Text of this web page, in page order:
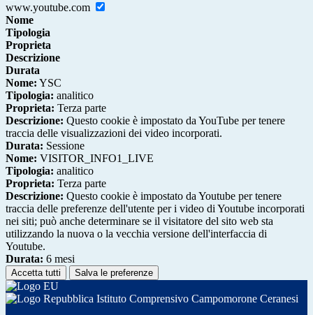
www.youtube.com
Nome
Tipologia
Proprieta
Descrizione
Durata
Nome: YSC
Tipologia: analitico
Proprieta: Terza parte
Descrizione: Questo cookie è impostato da YouTube per tenere
traccia delle visualizzazioni dei video incorporati.
Durata: Sessione
Nome: VISITOR_INFO1_LIVE
Tipologia: analitico
Proprieta: Terza parte
Descrizione: Questo cookie è impostato da Youtube per tenere
traccia delle preferenze dell'utente per i video di Youtube incorporati
nei siti; può anche determinare se il visitatore del sito web sta
utilizzando la nuova o la vecchia versione dell'interfaccia di
Youtube.
Durata: 6 mesi
Accetta tutti Salva le preferenze
Istituto Comprensivo Campomorone Ceranesi